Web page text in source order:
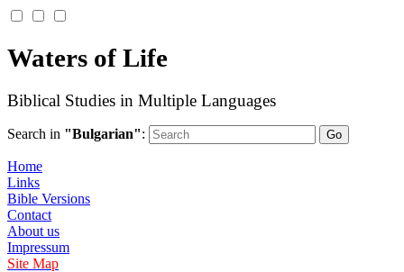
Waters of Life
Biblical Studies in Multiple Languages
Search in "Bulgarian":
Home
Links
Bible Versions
Contact
About us
Impressum
Site Map